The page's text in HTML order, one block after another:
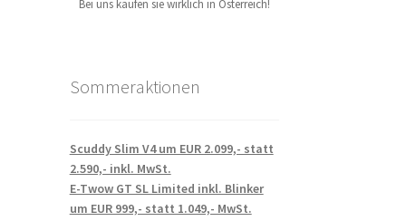
Bei uns kaufen sie wirklich in Österreich!
Sommeraktionen
Scuddy Slim V4 um EUR 2.099,- statt
2.590,- inkl. MwSt.
E-Twow GT SL Limited inkl. Blinker
um EUR 999,- statt 1.049,- MwSt.